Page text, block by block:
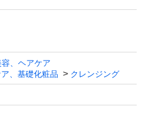
ます。
発送方法の変更を＋料金で可
トいただければ対応させていた
、ヘアケア
、基礎化粧品
クレンジング